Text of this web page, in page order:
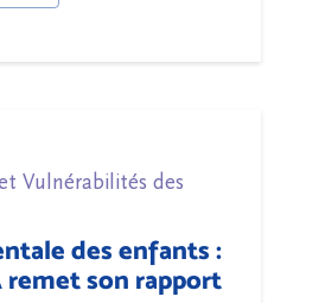
Vulnérabilités des
des enfants :
remet son rapport